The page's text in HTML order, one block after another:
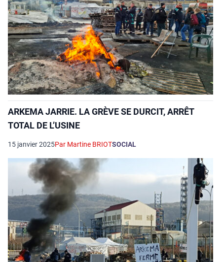
ARKEMA JARRIE. LA GRÈVE SE DURCIT, ARRÊT
TOTAL DE L’USINE
15 janvier 2025Par Martine BRIOTSOCIAL